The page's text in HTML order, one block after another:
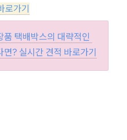
로가기
품 택배박스의 대략적인
면? 실시간 견적 바로가기